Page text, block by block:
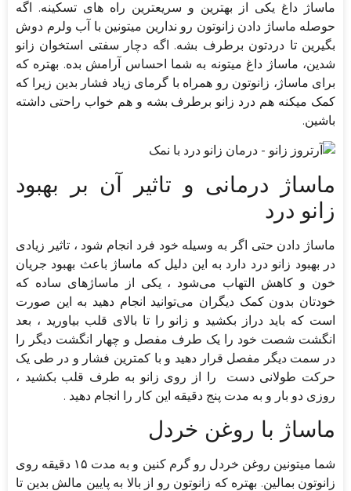
ماساژ داغ یکی از بهترین و سریعترین راه های تسکینه. اگه
حوصله ماساژ دادن زانوتون رو ندارین میتونین با آب ولرم دوش
بگیرین تا دردتون برطرف بشه. اگه دچار سفتی استخوان زانو
شدین، ماساژ داغ میتونه به شما احساس آرامش بده. بهتره که
برای ماساژ، زانوتون رو همراه با گرمای زیاد فشار بدین زیرا که
کمک میکنه هم درد زانو برطرف بشه و هم خواب راحتی داشته
باشین.
ماساژ درمانی و تاثیر آن بر بهبود
زانو درد
ماساژ دادن حتی اگر به وسیله خود فرد انجام شود ، تاثیر زیادی
در بهبود زانو درد دارد به این دلیل که ماساژ باعث بهبود جریان
خون و کاهش التهاب می‌شود ، یکی از ماساژ‌های ساده که
خودتان بدون کمک دیگران می‌توانید انجام دهید به این صورت
است که باید دراز بکشید و زانو را تا بالای قلب بیاورید ، بعد
انگشت شصت خود را یک طرف مفصل و چهار انگشت دیگر را
در سمت دیگر مفصل قرار دهید و با کمترین فشار و در طی یک
حرکت طولانی دست را از روی زانو به طرف قلب بکشید ،
روزی دو بار و به مدت پنج دقیقه این کار را انجام دهید .
ماساژ با روغن خردل
شما میتونین روغن خردل رو گرم کنین و به مدت ۱۵ دقیقه روی
زانوتون بمالین. بهتره که زانوتون رو از بالا به پایین مالش بدین تا